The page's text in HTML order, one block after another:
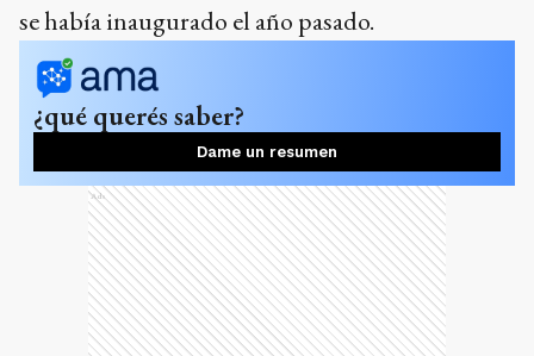
se había inaugurado el año pasado.
¿qué querés saber?
Dame un resumen
Ads